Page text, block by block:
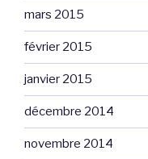
mars 2015
février 2015
janvier 2015
décembre 2014
novembre 2014